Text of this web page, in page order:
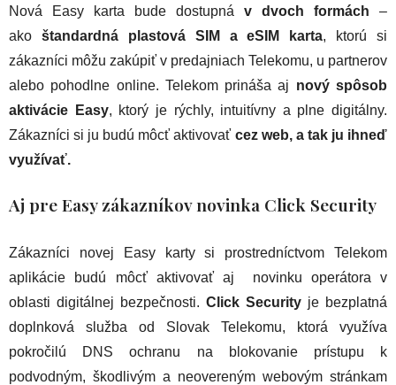
Nová Easy karta bude dostupná v dvoch formách –
ako štandardná plastová SIM a eSIM karta, ktorú si
zákazníci môžu zakúpiť v predajniach Telekomu, u partnerov
alebo pohodlne online. Telekom prináša aj nový spôsob
aktivácie Easy, ktorý je rýchly, intuitívny a plne digitálny.
Zákazníci si ju budú môcť aktivovať cez web, a tak ju ihneď
využívať.
Aj pre Easy zákazníkov novinka Click Security
Zákazníci novej Easy karty si prostredníctvom Telekom
aplikácie budú môcť aktivovať aj novinku operátora v
oblasti digitálnej bezpečnosti. Click Security je bezplatná
doplnková služba od Slovak Telekomu, ktorá využíva
pokročilú DNS ochranu na blokovanie prístupu k
podvodným, škodlivým a neovereným webovým stránkam